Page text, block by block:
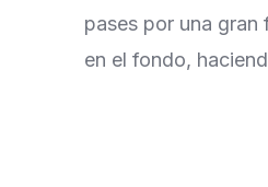
pases por una
en el fondo,